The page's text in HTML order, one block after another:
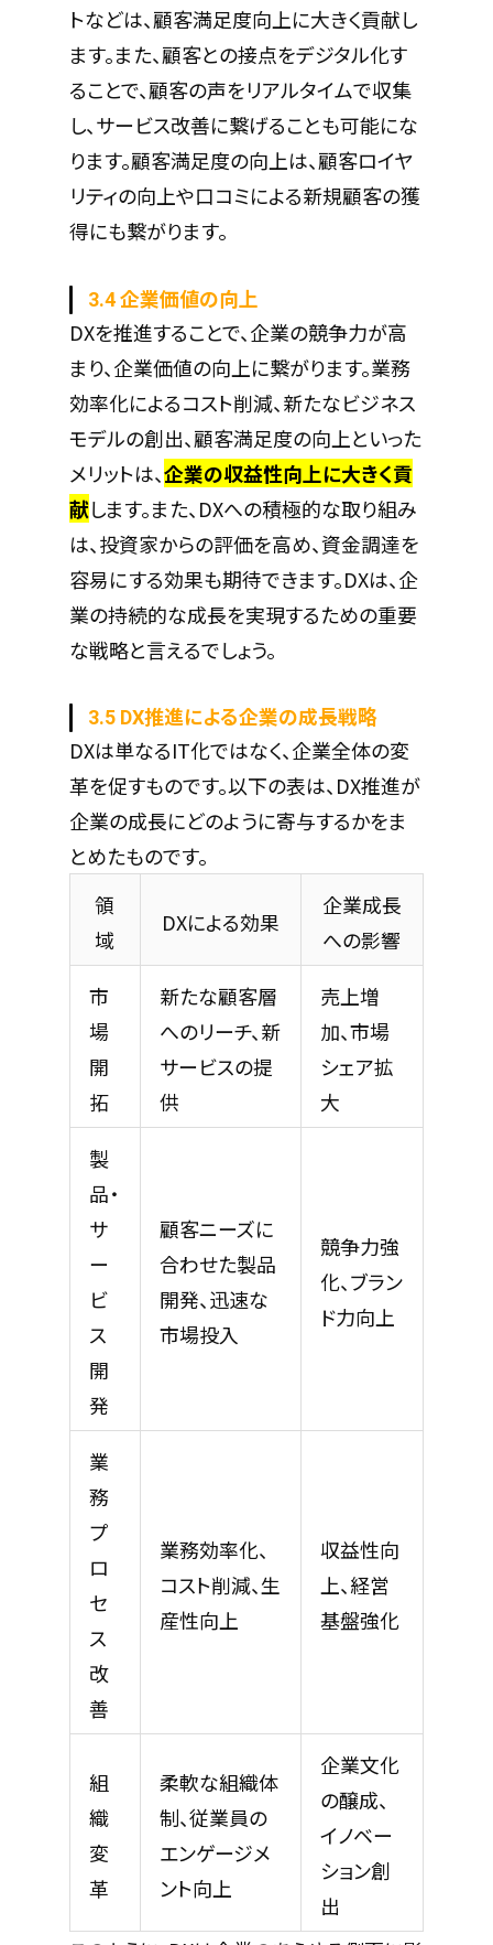
トなどは、顧客満足度向上に大きく貢献し
ます。また、顧客との接点をデジタル化す
ることで、顧客の声をリアルタイムで収集
し、サービス改善に繋げることも可能にな
ります。顧客満足度の向上は、顧客ロイヤ
リティの向上や口コミによる新規顧客の獲
得にも繋がります。
3.4 企業価値の向上
DXを推進することで、企業の競争力が高
まり、企業価値の向上に繋がります。業務
効率化によるコスト削減、新たなビジネス
モデルの創出、顧客満足度の向上といった
メリットは、企業の収益性向上に大きく貢
献します。また、DXへの積極的な取り組み
は、投資家からの評価を高め、資金調達を
容易にする効果も期待できます。DXは、企
業の持続的な成長を実現するための重要
な戦略と言えるでしょう。
3.5 DX推進による企業の成長戦略
DXは単なるIT化ではなく、企業全体の変
革を促すものです。以下の表は、DX推進が
企業の成長にどのように寄与するかをま
とめたものです。
領
域
DXによる効果
企業成長
への影響
市
場
開
拓
新たな顧客層
へのリーチ、新
サービスの提
供
売上増
加、市場
シェア拡
大
製
品・
サ
ー
ビ
ス
開
発
顧客ニーズに
合わせた製品
開発、迅速な
市場投入
競争力強
化、ブラン
ド力向上
業
務
プ
ロ
セ
ス
改
善
業務効率化、
コスト削減、生
産性向上
収益性向
上、経営
基盤強化
組
織
変
革
柔軟な組織体
制、従業員の
エンゲージメ
ント向上
企業文化
の醸成、
イノベー
ション創
出